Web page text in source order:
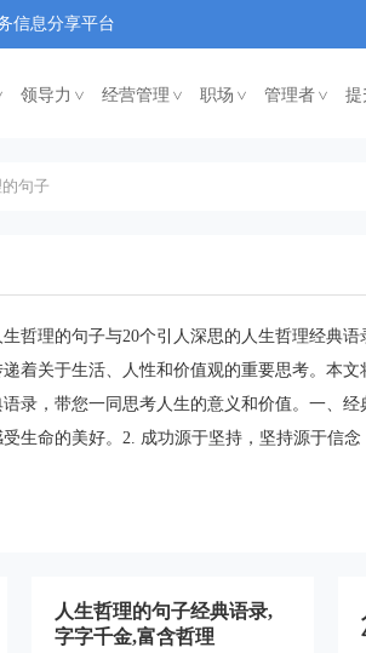
信息分享平台
领导力 < 经营管理< 职场< 管理者< 提
句子
哲理的句子与20个引人深思的人生哲理经典
着关于生活、人性和价值观的重要思考。本
录，带您一同思考人生的意义和价值。一、经
生命的美好。2. 成功源于坚持，坚持源于信念
人生哲理的句子经典语录,
字字千金,富含哲理